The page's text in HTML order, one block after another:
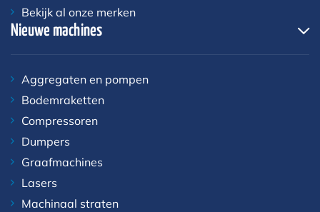
Bekijk al onze merken
Nieuwe machines
Aggregaten en pompen
Bodemraketten
Compressoren
Dumpers
Graafmachines
Lasers
Machinaal straten